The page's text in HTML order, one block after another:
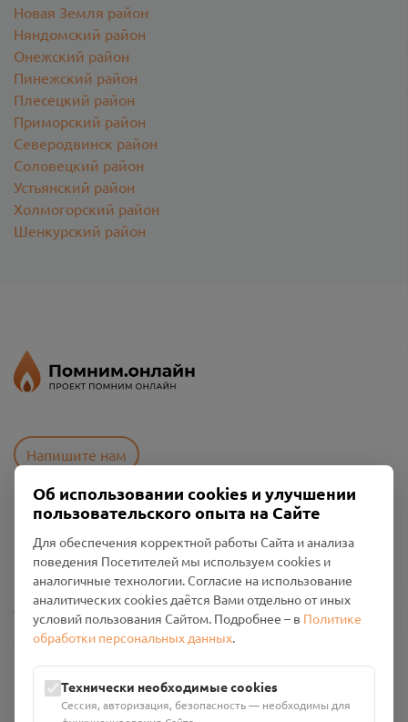
Новая Земля район
Няндомский район
Онежский район
Пинежский район
Плесецкий район
Приморский район
Северодвинск район
Соловецкий район
Устьянский район
Холмогорский район
Шенкурский район
Напишите нам
Политика конфиденциальности
Промо-материалы
Настройки cookies
Общество с ограниченной ответственностью «Смоленский
Проект Помним»
ИНН: 6700029207 ОГРН: 1256700001986
Юридический адрес: 216790, Смоленская область, р-н
Об использовании cookies и улучшении
пользовательского опыта на Сайте
Для обеспечения корректной работы Сайта и анализа
поведения Посетителей мы используем cookies и
аналогичные технологии. Согласие на использование
аналитических cookies даётся Вами отдельно от иных
условий пользования Сайтом. Подробнее – в Политике
обработки персональных данных.
Технически необходимые cookies
Сессия, авторизация, безопасность — необходимы для